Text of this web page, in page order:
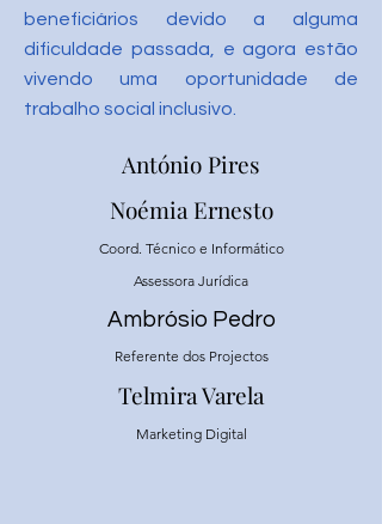
beneficiários devido a alguma
dificuldade passada, e agora estão
vivendo uma oportunidade de
trabalho social inclusivo.
António Pires
Noémia Ernesto
Coord. Técnico e Informático
Assessora Jurídica
Ambrósio Pedro
Referente dos Projectos
Telmira Varela
Marketing Digital